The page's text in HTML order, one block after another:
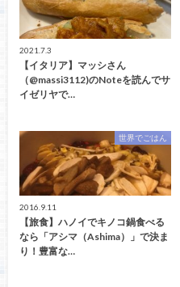
2021.7.3
【イタリア】マッシさん
（@massi3112)のNoteを読んでサ
イゼリヤで…
世界でごはん
2016.9.11
【旅食】ハノイでキノコ鍋食べる
なら「アシマ（Ashima）」で決ま
り！豊富な…